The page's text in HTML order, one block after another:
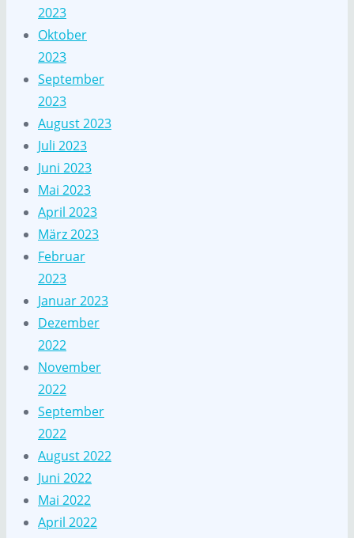
2023
Oktober
2023
September
2023
August 2023
Juli 2023
Juni 2023
Mai 2023
April 2023
März 2023
Februar
2023
Januar 2023
Dezember
2022
November
2022
September
2022
August 2022
Juni 2022
Mai 2022
April 2022